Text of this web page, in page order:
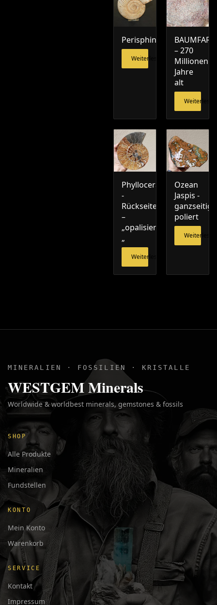
Perisphinctes
Weiterlesen
BAUMFARN
– 270
Millionen
Jahre
alt
Weiterlesen
Phylloceras
-
Rückseite
–
„opalisiert
„
Weiterlesen
Ozean
Jaspis -
ganzseitig
poliert
Weiterlesen
MINERALIEN · FOSSILIEN · KRISTALLE
WESTGEM Minerals
Worldwide & worldbest minerals, gemstones & fossils
SHOP
Alle Produkte
Mineralien
Fundstellen
KONTO
Mein Konto
Warenkorb
SERVICE
Kontakt
Impressum